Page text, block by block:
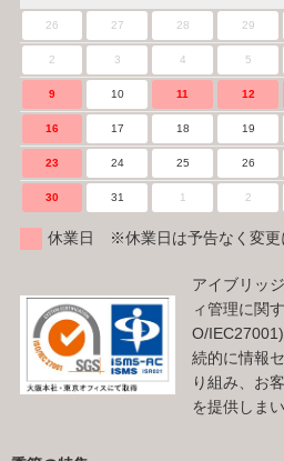
26 27 28 29
2 3 4 5
9 10 11 12
16 17 18 19
23 24 25 26
30 31 1 2
休業日 ※休業日は予告なく変更
アイブリッ
ィ管理に関
O/
続的に情報
り組み、お
を提供しま